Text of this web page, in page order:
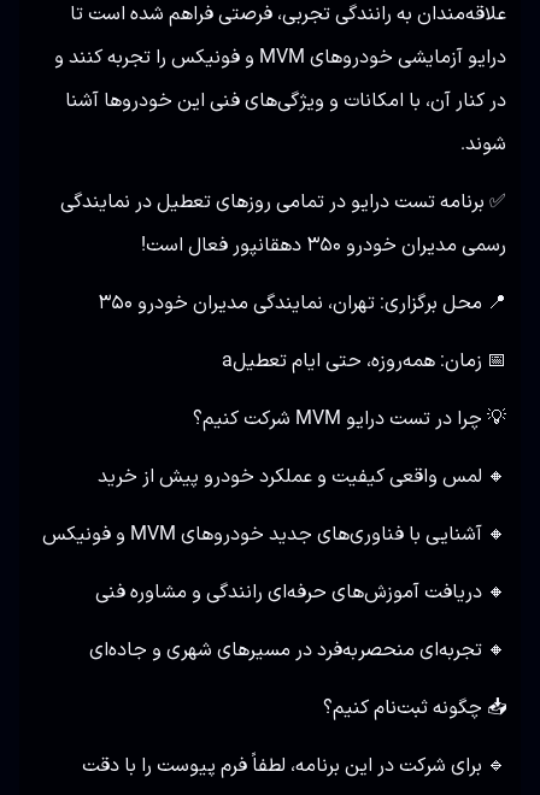
علاقه‌مندان به رانندگی تجربی، فرصتی فراهم شده است تا
درایو آزمایشی خودروهای MVM و فونیکس را تجربه کنند و
در کنار آن، با امکانات و ویژگی‌های فنی این خودروها آشنا
شوند.
✅ برنامه تست درایو در تمامی روزهای تعطیل در نمایندگی
رسمی مدیران خودرو ۳۵۰ دهقانپور فعال است!
📍 محل برگزاری: تهران، نمایندگی مدیران خودرو ۳۵۰
📅 زمان: همه‌روزه، حتی ایام تعطیلa
💡 چرا در تست درایو MVM شرکت کنیم؟
🔸 لمس واقعی کیفیت و عملکرد خودرو پیش از خرید
🔸 آشنایی با فناوری‌های جدید خودروهای MVM و فونیکس
🔸 دریافت آموزش‌های حرفه‌ای رانندگی و مشاوره فنی
🔸 تجربه‌ای منحصر‌به‌فرد در مسیرهای شهری و جاده‌ای
📥 چگونه ثبت‌نام کنیم؟
🔹 برای شرکت در این برنامه، لطفاً فرم پیوست را با دقت